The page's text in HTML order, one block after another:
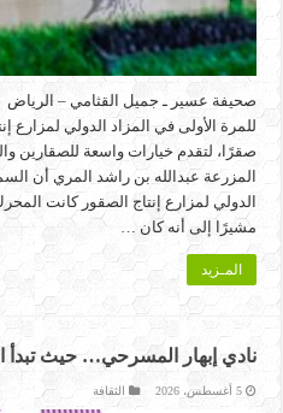
صقرًا، لتقدم خيارات واسعة للصقارين
المزرعة عبدالله بن راشد المري أن
الدولي لمزارع إنتاج الصقور كانت
مشيرًا إلى أنه كان …
المـزيد
نادي إبهار المسرحي… حيث تبدأ
5 أغسطس، 2026 الثقافة